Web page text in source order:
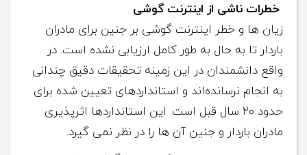
خطرات ناشی از اینترنت گوشی
زیان ها و خطر اینترنت گوشی بر جنین برای مادران
باردار تا به حال به طور کامل ارزیابی نشده است. در
واقع دانشمندان در این زمینه تحقیقات دقیق چندانی
به انجام نرسانده‌اند و استانداردهای تعیین شده برای
حدود ۲۰ سال قبل است. این استانداردها اثرپذیری
مادران باردار و جنین آن ها را در نظر نمی گیرد.